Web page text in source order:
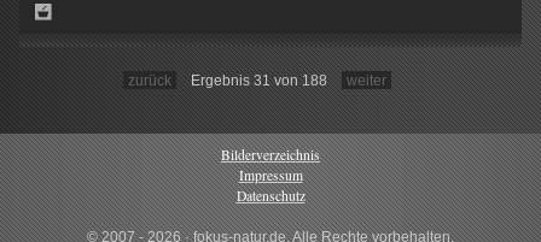
zurück Ergebnis 31 von 188 weiter
Bilderverzeichnis
Impressum
Datenschutz
© 2007 - 2026 · fokus-natur.de, Alle Rechte vorbehalten.